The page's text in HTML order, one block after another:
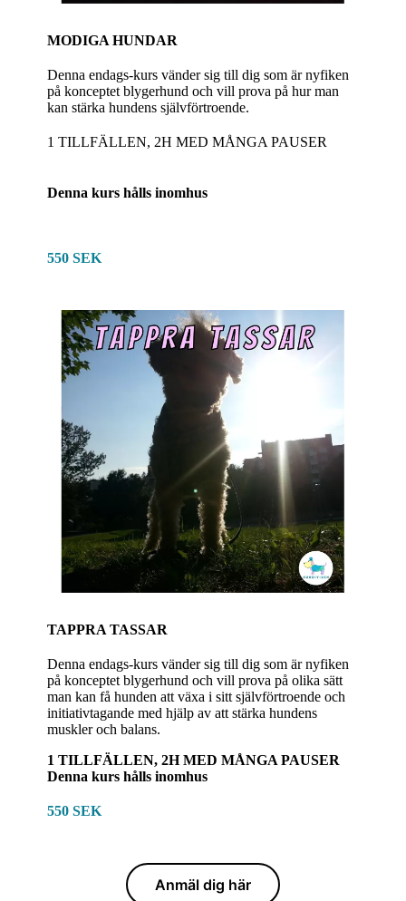
MODIGA HUNDAR
Denna endags-kurs vänder sig till dig som är nyfiken
på konceptet blygerhund och vill prova på hur man
kan stärka hundens självförtroende.
1 TILLFÄLLEN, 2H MED MÅNGA PAUSER
Denna kurs hålls inomhus
550 SEK
TAPPRA TASSAR
Denna endags-kurs vänder sig till dig som är nyfiken
på konceptet blygerhund och vill prova på olika sätt
man kan få hunden att växa i sitt självförtroende och
initiativtagande med hjälp av att stärka hundens
muskler och balans.
1 TILLFÄLLEN, 2H MED MÅNGA PAUSER
Denna kurs hålls inomhus
550 SEK
Anmäl dig här